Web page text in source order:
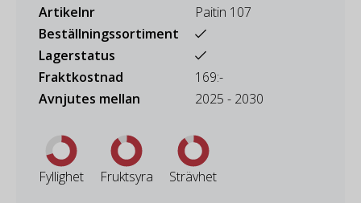
Artikelnr
Paitin 107
Beställningssortiment
Lagerstatus
Fraktkostnad
169:-
Avnjutes mellan
2025 - 2030
Fyllighet Fruktsyra Strävhet